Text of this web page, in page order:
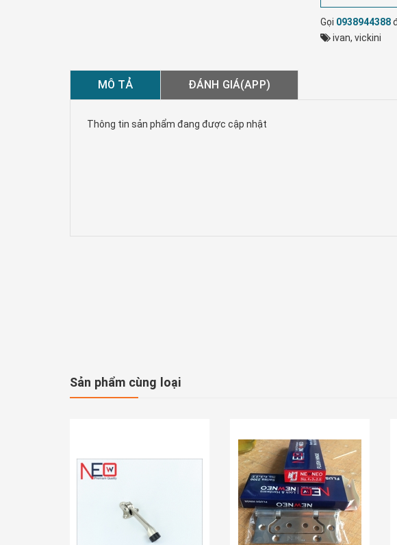
Gọi 0938944388
ivan, vickini
MÔ TẢ ĐÁNH GIÁ(APP)
Thông tin sản phẩm đang được cập nhật
Sản phẩm cùng loại